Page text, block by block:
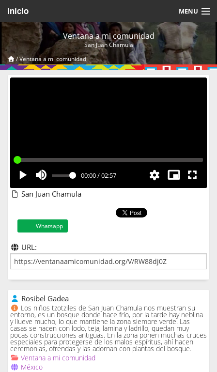
Inicio MENU
Acerca de
Videos Temáticos
Cerrar Sesión
Ventana a mi comunidad
San Juan Chamula
/Ventana a mi comunidad
00:00/02:57
San Juan Chamula
Whatsapp
URL:
Rosibel Gadea
Los niños tzotziles de San Juan Chamula nos muestran su
entorno, es un bosque donde hace frío, por la tarde hay neblina
y llueve mucho, lo que mantiene la zona siempre verde. Las
casas se hacen con lodo, teja, lamina y ladrillo, quedan muy
pocas construcciones antiguas. En la zona ponen muchas cruces
especiales para protegerse de los malos espíritus, ahí hacen
ceremonias, ofrendas y las adornan con plantas del bosque.
Ventana a mi comunidad
México